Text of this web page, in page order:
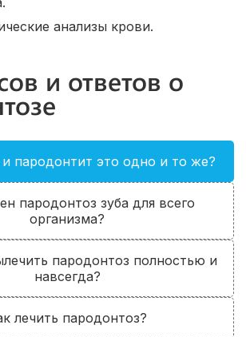
анализы крови.
и ответов о
пародонтит это одно и то же?
пародонтоз зуба для всего
организма?
пародонтоз полностью и
навсегда?
лечить пародонтоз?